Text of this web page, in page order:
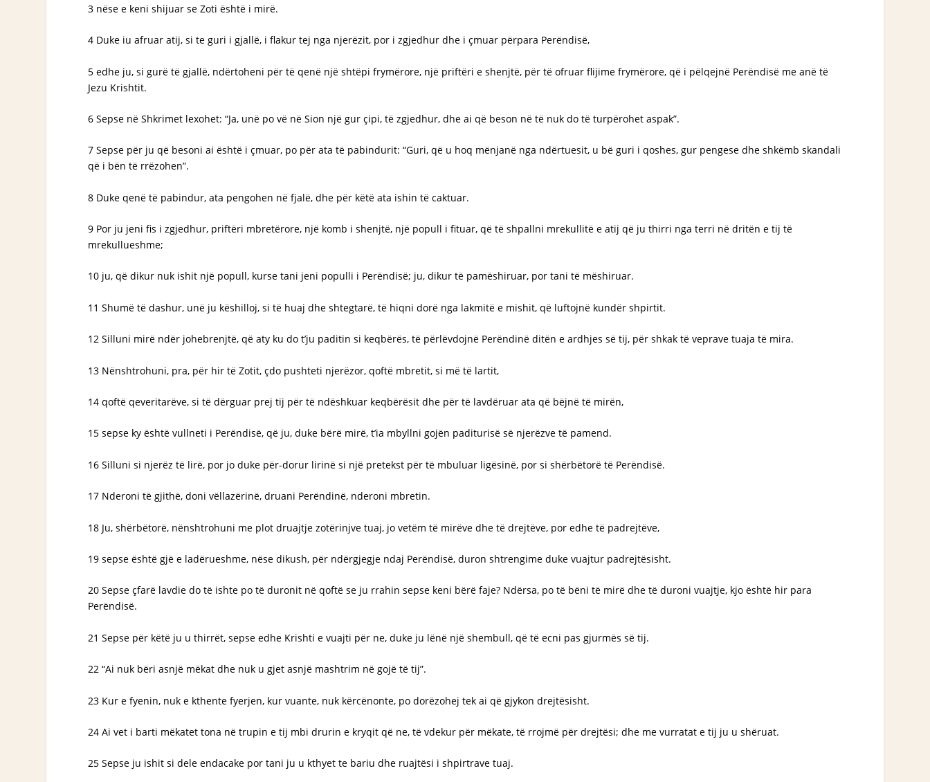
3 nëse e keni shijuar se Zoti është i mirë.
4 Duke iu afruar atij, si te guri i gjallë, i flakur tej nga njerëzit, por i zgjedhur dhe i çmuar përpara Perëndisë,
5 edhe ju, si gurë të gjallë, ndërtoheni për të qenë një shtëpi frymërore, një priftëri e shenjtë, për të ofruar flijime frymërore, që i pëlqejnë Perëndisë me anë të
Jezu Krishtit.
6 Sepse në Shkrimet lexohet: “Ja, unë po vë në Sion një gur çipi, të zgjedhur, dhe ai që beson në të nuk do të turpërohet aspak”.
7 Sepse për ju që besoni ai është i çmuar, po për ata të pabindurit: “Guri, që u hoq mënjanë nga ndërtuesit, u bë guri i qoshes, gur pengese dhe shkëmb skandali
që i bën të rrëzohen”.
8 Duke qenë të pabindur, ata pengohen në fjalë, dhe për këtë ata ishin të caktuar.
9 Por ju jeni fis i zgjedhur, priftëri mbretërore, një komb i shenjtë, një popull i fituar, që të shpallni mrekullitë e atij që ju thirri nga terri në dritën e tij të
mrekullueshme;
10 ju, që dikur nuk ishit një popull, kurse tani jeni populli i Perëndisë; ju, dikur të pamëshiruar, por tani të mëshiruar.
11 Shumë të dashur, unë ju këshilloj, si të huaj dhe shtegtarë, të hiqni dorë nga lakmitë e mishit, që luftojnë kundër shpirtit.
12 Silluni mirë ndër johebrenjtë, që aty ku do t’ju paditin si keqbërës, të përlëvdojnë Perëndinë ditën e ardhjes së tij, për shkak të veprave tuaja të mira.
13 Nënshtrohuni, pra, për hir të Zotit, çdo pushteti njerëzor, qoftë mbretit, si më të lartit,
14 qoftë qeveritarëve, si të dërguar prej tij për të ndëshkuar keqbërësit dhe për të lavdëruar ata që bëjnë të mirën,
15 sepse ky është vullneti i Perëndisë, që ju, duke bërë mirë, t’ia mbyllni gojën paditurisë së njerëzve të pamend.
16 Silluni si njerëz të lirë, por jo duke për-dorur lirinë si një pretekst për të mbuluar ligësinë, por si shërbëtorë të Perëndisë.
17 Nderoni të gjithë, doni vëllazërinë, druani Perëndinë, nderoni mbretin.
18 Ju, shërbëtorë, nënshtrohuni me plot druajtje zotërinjve tuaj, jo vetëm të mirëve dhe të drejtëve, por edhe të padrejtëve,
19 sepse është gjë e ladërueshme, nëse dikush, për ndërgjegje ndaj Perëndisë, duron shtrengime duke vuajtur padrejtësisht.
20 Sepse çfarë lavdie do të ishte po të duronit në qoftë se ju rrahin sepse keni bërë faje? Ndërsa, po të bëni të mirë dhe të duroni vuajtje, kjo është hir para
Perëndisë.
21 Sepse për këtë ju u thirrët, sepse edhe Krishti e vuajti për ne, duke ju lënë një shembull, që të ecni pas gjurmës së tij.
22 “Ai nuk bëri asnjë mëkat dhe nuk u gjet asnjë mashtrim në gojë të tij”.
23 Kur e fyenin, nuk e kthente fyerjen, kur vuante, nuk kërcënonte, po dorëzohej tek ai që gjykon drejtësisht.
24 Ai vet i barti mëkatet tona në trupin e tij mbi drurin e kryqit që ne, të vdekur për mëkate, të rrojmë për drejtësi; dhe me vurratat e tij ju u shëruat.
25 Sepse ju ishit si dele endacake por tani ju u kthyet te bariu dhe ruajtësi i shpirtrave tuaj.